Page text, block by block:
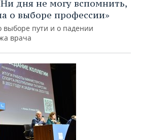
дня не могу вспомнить,
о выборе профессии»
выборе пути и о падении
врача